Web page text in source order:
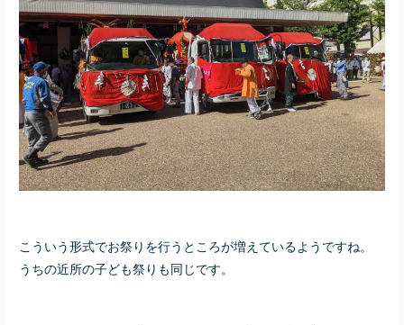
こういう形式でお祭りを行うところが増えているようですね。
うちの近所の子ども祭りも同じです。